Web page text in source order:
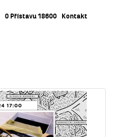
O Přístavu 18600 Kontakt